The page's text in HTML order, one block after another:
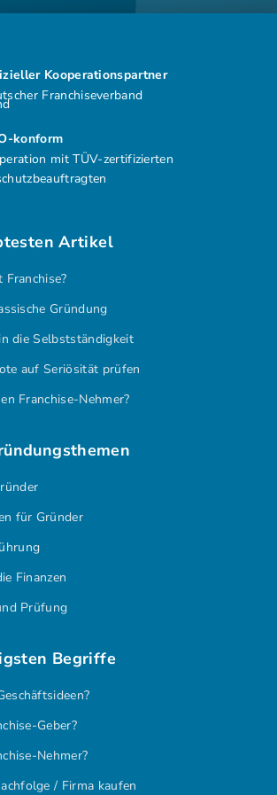
konform
mit TÜV-zertifizierten
Kooperationspartner
Franchiseverband
Artikel
Gründung
die Selbstständigkeit
auf Seriösität prüfen
Franchise-Nehmer?
für Gründer
Finanzen
Prüfung
Begriffe
Geber?
Nehmer?
/ Firma kaufen